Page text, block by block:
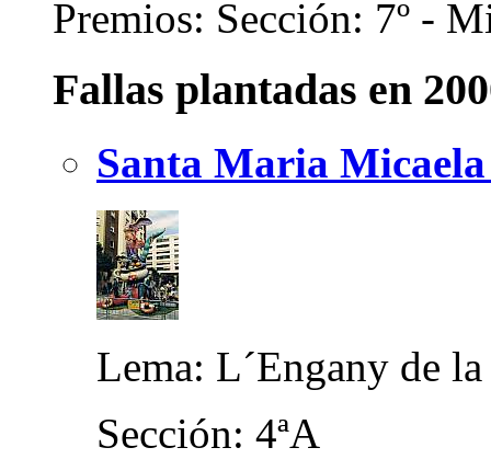
Premios: Sección: 7º -
Fallas plantadas en
Santa Maria
Lema: L´Engany de
Sección: 4ªA